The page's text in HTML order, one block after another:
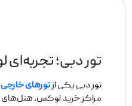
تور دبی؛
تور دبی یکی ازتورهای خارجی
مراکز خرید لوکس، هتل‌های